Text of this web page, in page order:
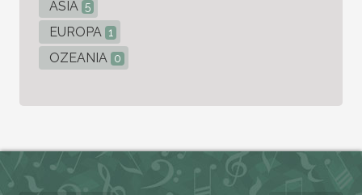
ASIA 5
EUROPA 1
OZEANIA 0